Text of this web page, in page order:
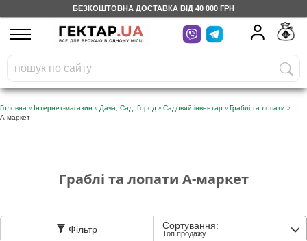
БЕЗКОШТОВНА ДОСТАВКА ВІД 40 000 ГРН
UA
На вашому
бонусному рахунку
грн
Безкоштовно по Україні
Головна » Інтернет-магазин » Дача, Сад, Город » Садовий інвентар » Граблі та лопати »
А-маркет
Граблі та лопати А-маркет
Фільтр Сортування:
Топ продажу